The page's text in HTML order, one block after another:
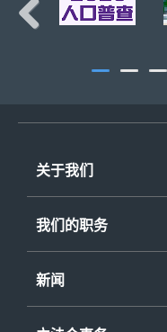
关于我们
我们的职务
新闻